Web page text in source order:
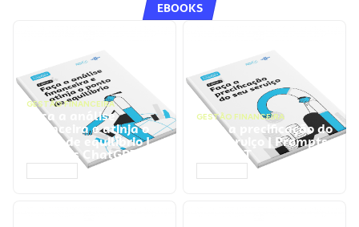
EBOOKS
GESTÃO FINANCEIRA
Faça a análise
financeira e atinja o
ponto de equilíbrio |
Prompts ChatGPT
GESTÃO FINANCEIRA
Faça a precificação do
seu serviço | Prompts
ChatGPT